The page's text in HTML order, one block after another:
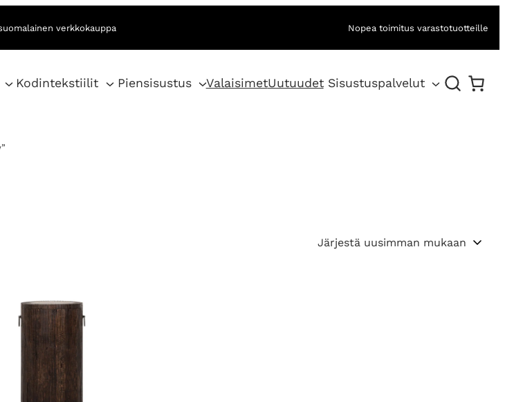
verkkokauppa Nopea toimitus varastotuotteille
Kodintekstiilit Piensisustus ValaisimetUutuudet Sisustuspalvelut